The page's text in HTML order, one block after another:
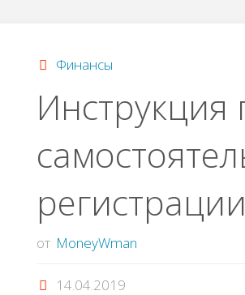
Финансы
Инструкция
от MoneyWman
14.04.2019